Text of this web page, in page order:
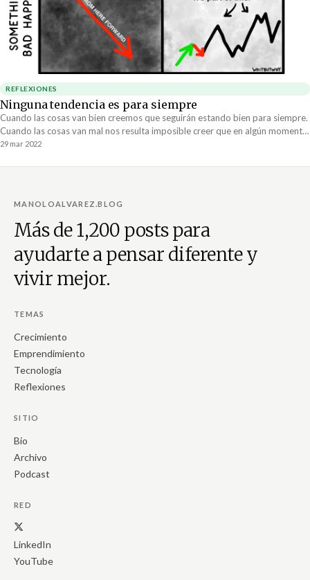
REFLEXIONES
Ninguna tendencia es para siempre
Cuando las cosas van bien creemos que seguirán estando bien para siempre.
Cuando las cosas van mal nos resulta imposible creer que en algún momento
darán la vuelta. Por alguna razón creemos que las tendencias continuan su
29 mar 2022
MANOLOALVAREZ.BLOG
Más de 1,200 posts para
ayudarte a pensar diferente y
vivir mejor.
TEMAS
Crecimiento
Emprendimiento
Tecnología
Reflexiones
SITIO
Bio
Archivo
Podcast
RED
LinkedIn
YouTube